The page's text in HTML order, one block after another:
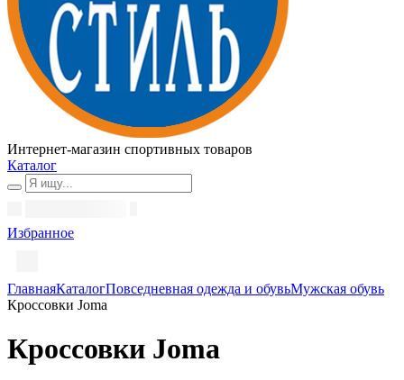
Интернет-магазин спортивных товаров
Каталог
Избранное
ГлавнаяКаталогПовседневная одежда и обувьМужская обувь
Кроссовки Joma
Кроссовки Joma